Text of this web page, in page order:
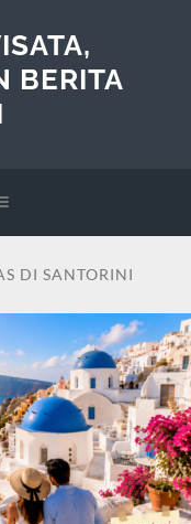
BERITA
DI SANTORINI